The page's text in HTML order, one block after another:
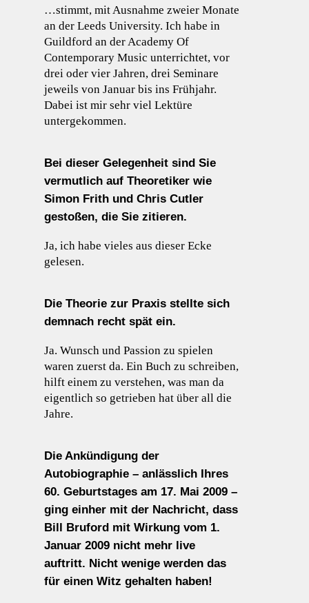
…stimmt, mit Ausnahme zweier Monate
an der Leeds University. Ich habe in
Guildford an der Academy Of
Contemporary Music unterrichtet, vor
drei oder vier Jahren, drei Seminare
jeweils von Januar bis ins Frühjahr.
Dabei ist mir sehr viel Lektüre
untergekommen.
Bei dieser Gelegenheit sind Sie
vermutlich auf Theoretiker wie
Simon Frith und Chris Cutler
gestoßen, die Sie zitieren.
Ja, ich habe vieles aus dieser Ecke
gelesen.
Die Theorie zur Praxis stellte sich
demnach recht spät ein.
Ja. Wunsch und Passion zu spielen
waren zuerst da. Ein Buch zu schreiben,
hilft einem zu verstehen, was man da
eigentlich so getrieben hat über all die
Jahre.
Die Ankündigung der
Autobiographie – anlässlich Ihres
60. Geburtstages am 17. Mai 2009 –
ging einher mit der Nachricht, dass
Bill Bruford mit Wirkung vom 1.
Januar 2009 nicht mehr live
auftritt. Nicht wenige werden das
für einen Witz gehalten haben!